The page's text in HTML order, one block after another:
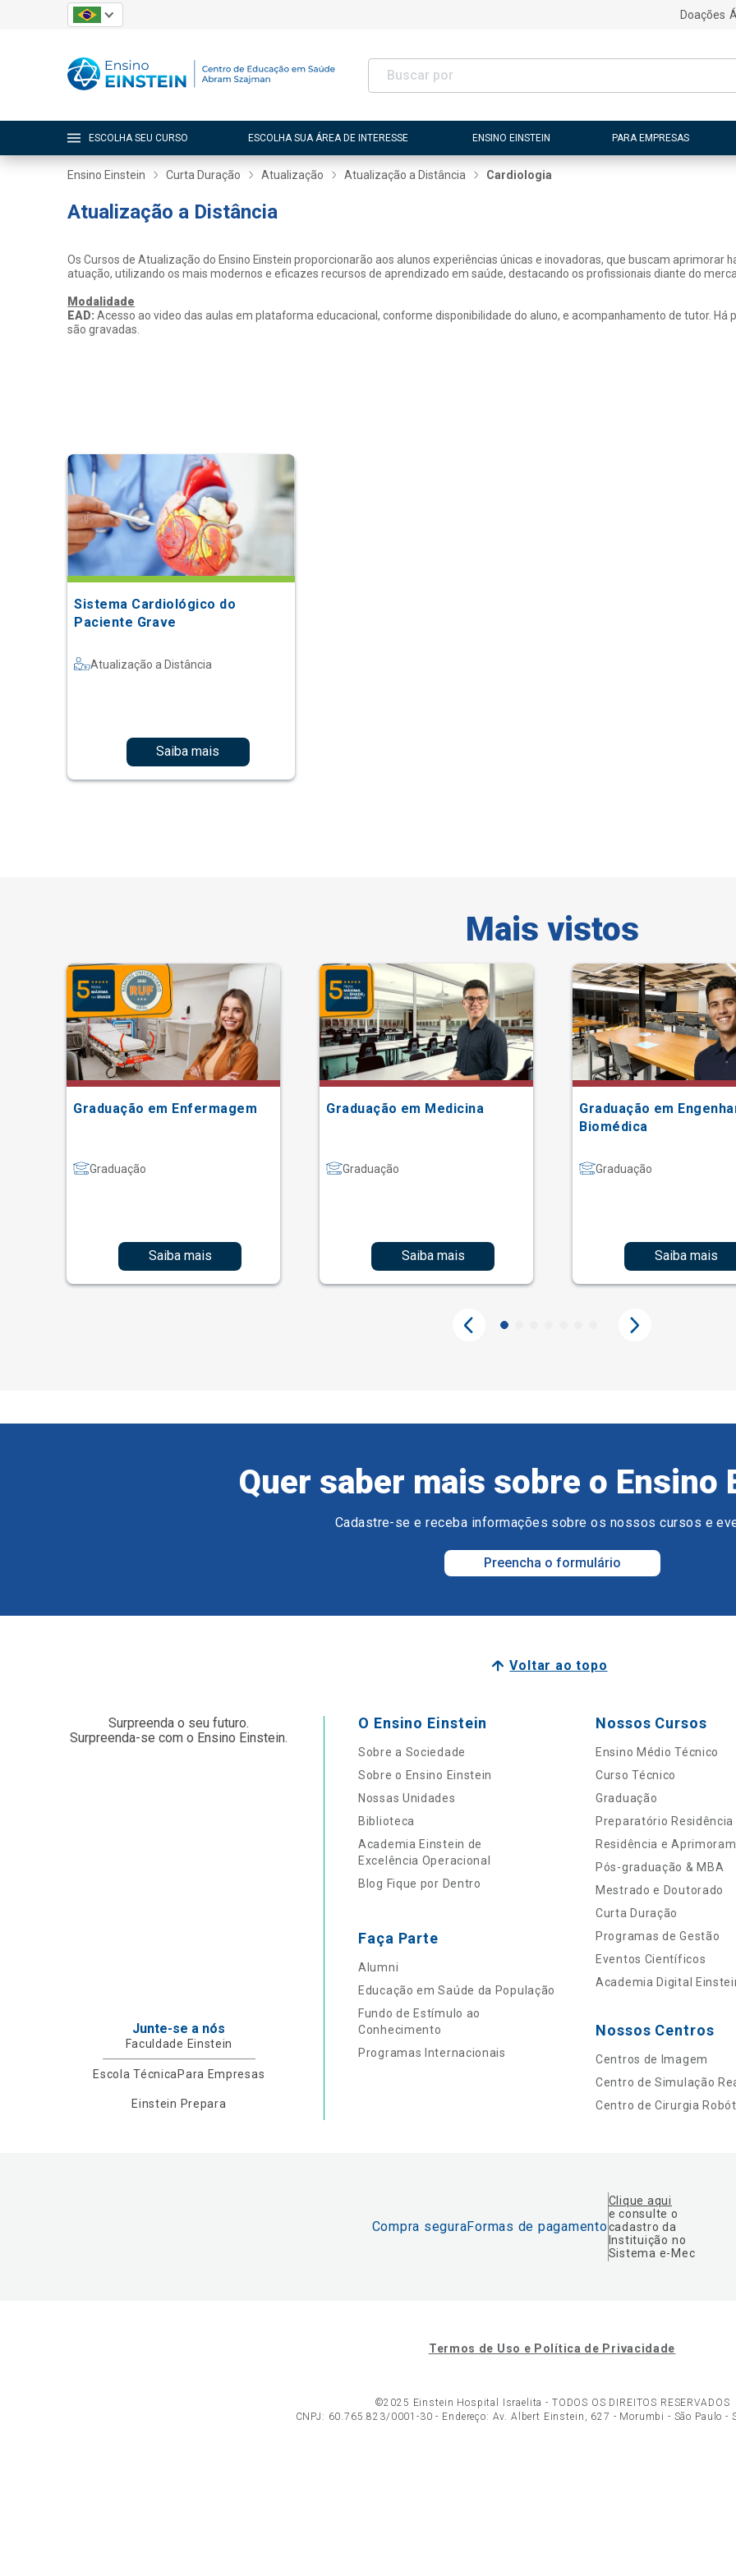
Doações
ESCOLHA SEU CURSO ESCOLHA SUA ÁREA DE INTERESSE ENSINO EINSTEIN PARA EMPRESAS
Ensino Einstein Curta Duração Atualização Atualização a Distância Cardiologia
Atualização a Distância
Os Cursos de Atualização do Ensino Einstein proporcionarão aos alunos experiências únicas e inovadoras, que buscam
atuação, utilizando os mais modernos e eficazes recursos de aprendizado em saúde, destacando os profissionais diante do
Modalidade
EAD:Acesso ao video das aulas em plataforma educacional, conforme disponibilidade do aluno, e acompanhamento de tutor. Há
são gravadas.
Sistema Cardiológico do
Paciente Grave
Atualização a Distância
Saiba mais
Mais vistos
Graduação em Enfermagem
Graduação
Saiba mais
Graduação em Medicina
Graduação
Saiba mais
Graduação em
Biomédica
Graduação
Saiba mais
Quer saber mais sobre o Ensino
Cadastre-se e receba informações sobre os nossos cursos e
Preencha o formulário
Voltar ao topo
Surpreenda o seu futuro.
Surpreenda-se com o Ensino Einstein.
Junte-se a nós
Faculdade Einstein
Escola Técnica Para Empresas
Einstein Prepara
O Ensino Einstein
Sobre a Sociedade
Sobre o Ensino Einstein
Nossas Unidades
Biblioteca
Academia Einstein de
Excelência Operacional
Blog Fique por Dentro
Faça Parte
Alumni
Educação em Saúde da População
Fundo de Estímulo ao
Conhecimento
Programas Internacionais
Nossos Cursos
Ensino Médio Técnico
Curso Técnico
Graduação
Preparatório Residência
Residência e
Pós-graduação & MBA
Mestrado e Doutorado
Curta Duração
Programas de Gestão
Eventos Científicos
Academia Digital
Nossos Centros
Centros de Imagem
Centro de Simulação
Centro de Cirurgia
Compra seguraFormas de pagamento
Clique aqui
e consulte o
cadastro da
Instituição no
Sistema e-Mec
Termos de Uso e Política de Privacidade
©2025 Einstein Hospital Israelita - TODOS OS DIREITOS RESERVADOS
CNPJ: 60.765.823/0001-30 - Endereço: Av. Albert Einstein, 627 - Morumbi - São Paulo -